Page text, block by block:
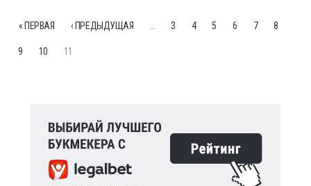
« ПЕРВАЯ ‹ ПРЕДЫДУЩАЯ 3 4 5 6 7 8
9 10 11